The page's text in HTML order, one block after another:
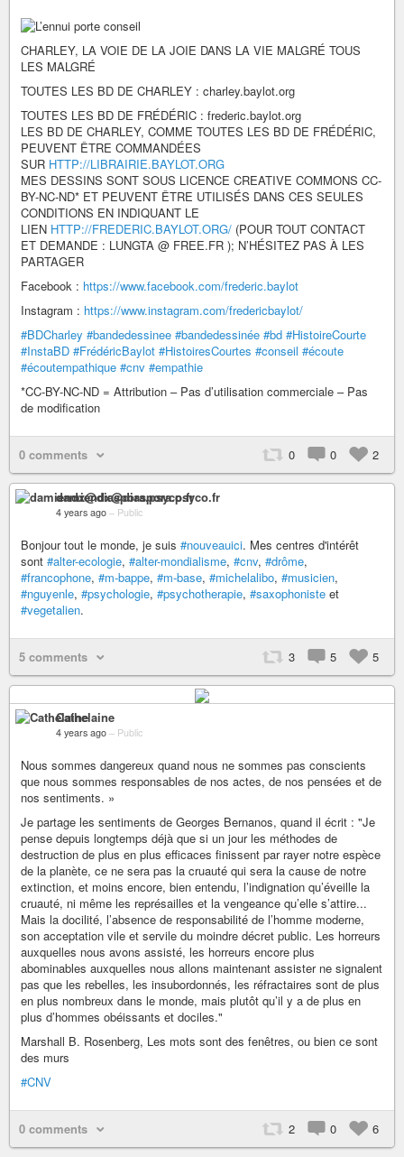
CHARLEY, LA VOIE DE LA JOIE DANS LA VIE MALGRÉ TOUS
LES MALGRÉ
TOUTES LES BD DE CHARLEY : charley.baylot.org
TOUTES LES BD DE FRÉDÉRIC : frederic.baylot.org
LES BD DE CHARLEY, COMME TOUTES LES BD DE FRÉDÉRIC,
PEUVENT ÊTRE COMMANDÉES
SUR HTTP://LIBRAIRIE.BAYLOT.ORG
MES DESSINS SONT SOUS LICENCE CREATIVE COMMONS CC-
BY-NC-ND* ET PEUVENT ÊTRE UTILISÉS DANS CES SEULES
CONDITIONS EN INDIQUANT LE
LIEN HTTP://FREDERIC.BAYLOT.ORG/ (POUR TOUT CONTACT
ET DEMANDE : LUNGTA @ FREE.FR ); N’HÉSITEZ PAS À LES
PARTAGER
Facebook : https://www.facebook.com/frederic.baylot
Instagram : https://www.instagram.com/fredericbaylot/
#BDCharley #bandedessinee #bandedessinée #bd #HistoireCourte
#InstaBD #FrédéricBaylot #HistoiresCourtes #conseil #écoute
#écoutempathique #cnv #empathie
*CC-BY-NC-ND = Attribution – Pas d’utilisation commerciale – Pas
de modification
0 comments 0 0 2
damiendx@diaspora.psyco.fr
4 years ago – Public
Bonjour tout le monde, je suis #nouveauici. Mes centres d'intérêt
sont #alter-ecologie, #alter-mondialisme, #cnv, #drôme,
#francophone, #m-bappe, #m-base, #michelalibo, #musicien,
#nguyenle, #psychologie, #psychotherapie, #saxophoniste et
#vegetalien.
5 comments 3 5 5
Cathelaine
4 years ago – Public
Nous sommes dangereux quand nous ne sommes pas conscients
que nous sommes responsables de nos actes, de nos pensées et de
nos sentiments. »
Je partage les sentiments de Georges Bernanos, quand il écrit : "Je
pense depuis longtemps déjà que si un jour les méthodes de
destruction de plus en plus efficaces finissent par rayer notre espèce
de la planète, ce ne sera pas la cruauté qui sera la cause de notre
extinction, et moins encore, bien entendu, l’indignation qu’éveille la
cruauté, ni même les représailles et la vengeance qu’elle s’attire...
Mais la docilité, l’absence de responsabilité de l’homme moderne,
son acceptation vile et servile du moindre décret public. Les horreurs
auxquelles nous avons assisté, les horreurs encore plus
abominables auxquelles nous allons maintenant assister ne signalent
pas que les rebelles, les insubordonnés, les réfractaires sont de plus
en plus nombreux dans le monde, mais plutôt qu’il y a de plus en
plus d’hommes obéissants et dociles."
Marshall B. Rosenberg, Les mots sont des fenêtres, ou bien ce sont
des murs
#CNV
0 comments 2 0 6